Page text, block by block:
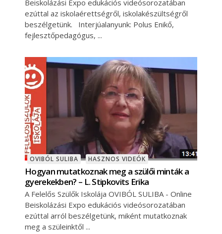
Beiskolázási Expo edukációs videósorozatában
ezúttal az iskolaérettségről, iskolakészültségről
beszélgetünk. Interjúalanyunk: Polus Enikő,
fejlesztőpedagógus,
OVIBÓL SULIBA HASZNOS VIDEÓK
Hogyan mutatkoznak meg a szülői minták a
gyerekekben? – L. Stipkovits Erika
A Felelős Szülők Iskolája OVIBÓL SULIBA - Online
Beiskolázási Expo edukációs videósorozatában
ezúttal arról beszélgetünk, miként mutatkoznak
meg a szüleinktől